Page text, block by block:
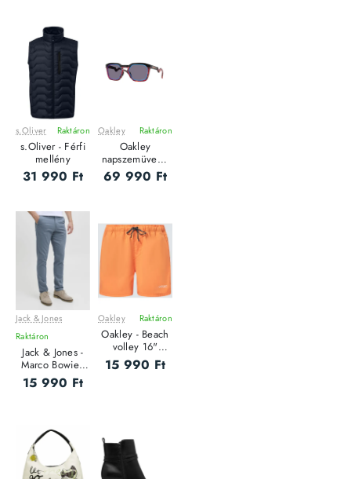
ÚJ
s.Oliver Raktáron
s.Oliver - Férfi
mellény
31 990 Ft
ÚJ
Oakley Raktáron
Oakley
napszemüveg -
HTSN SQ -
Polished Black /
69 990 Ft
Jack & Jones
Raktáron
Jack & Jones -
Marco Bowie -
Elegáns Férfi
nadrág
15 990 Ft
ÚJ
Oakley Raktáron
Oakley - Beach
volley 16"
Beachshort -
Férfi
15 990 Ft